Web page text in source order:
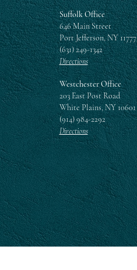
Suffolk Office
646 Main Street
Port Jefferson, NY 11777
(631) 249-1342
Directions
Westchester Office
203 East Post Road
White Plains, NY 10601
(914) 984-2292
Directions